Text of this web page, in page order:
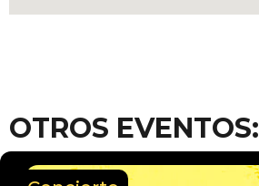
OTROS EVENTOS: